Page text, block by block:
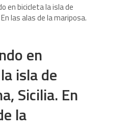
en bicicleta la isla de
las alas de la mariposa.
en
isla de
Sicilia. En
la